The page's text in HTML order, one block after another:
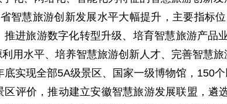
智慧旅游创新发展水平大幅提升，主要指标
进旅游数字化转型升级、培育智慧旅游产品
用水平、培养智慧旅游创新人才、完善智慧旅
底实现全部5A级景区、国家一级博物馆，150
评价，推动建立安徽智慧旅游发展联盟，